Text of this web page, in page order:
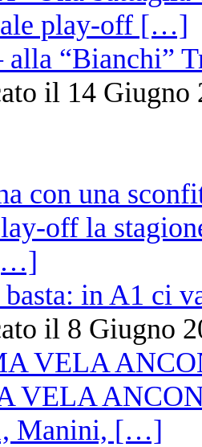
“Bianchi”
il 14 Giugno
basta: in A1 ci
il 8 Giugno